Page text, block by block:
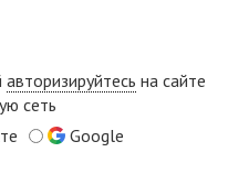
авторизируйтесь на сайте
сеть
Google